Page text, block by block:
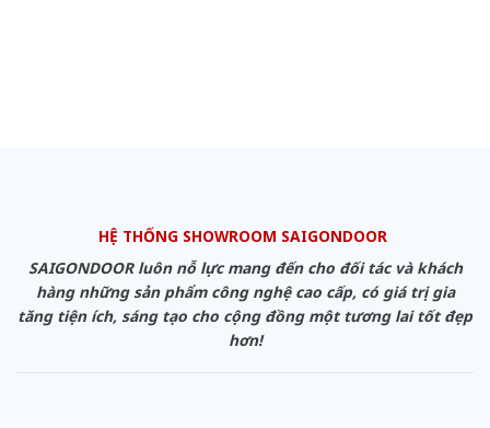
HỆ THỐNG SHOWROOM SAIGONDOOR
SAIGONDOOR luôn nỗ lực mang đến cho đối tác và khách
hàng những sản phẩm công nghệ cao cấp, có giá trị gia
tăng tiện ích, sáng tạo cho cộng đồng một tương lai tốt đẹp
hơn!